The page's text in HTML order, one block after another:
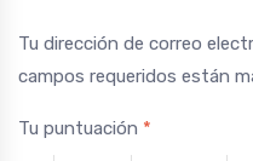
Tu dirección de correo
campos requeridos están
Tu puntuación *